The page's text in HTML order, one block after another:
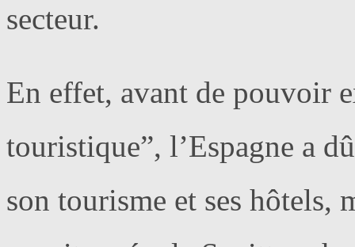
secteur.
En effet, avant de pouvoir
touristique”, l’Espagne a
son tourisme et ses hôtels,